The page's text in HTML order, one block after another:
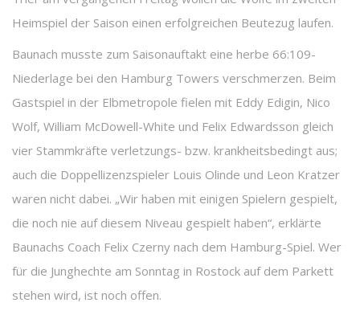
Heimspiel der Saison einen erfolgreichen Beutezug laufen.
Baunach musste zum Saisonauftakt eine herbe 66:109-
Niederlage bei den Hamburg Towers verschmerzen. Beim
Gastspiel in der Elbmetropole fielen mit Eddy Edigin, Nico
Wolf, William McDowell-White und Felix Edwardsson gleich
vier Stammkräfte verletzungs- bzw. krankheitsbedingt aus;
auch die Doppellizenzspieler Louis Olinde und Leon Kratzer
waren nicht dabei. „Wir haben mit einigen Spielern gespielt,
die noch nie auf diesem Niveau gespielt haben“, erklärte
Baunachs Coach Felix Czerny nach dem Hamburg-Spiel. Wer
für die Junghechte am Sonntag in Rostock auf dem Parkett
stehen wird, ist noch offen.